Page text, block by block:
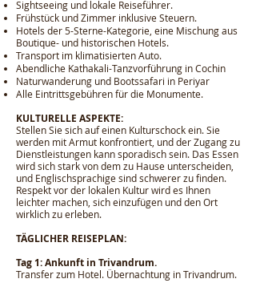
Sightseeing und lokale Reiseführer.
Frühstück und Zimmer inklusive Steuern.
Hotels der 5-Sterne-Kategorie, eine Mischung aus
Boutique- und historischen Hotels.
Transport im klimatisierten Auto.
Abendliche Kathakali-Tanzvorführung in Cochin
Naturwanderung und Bootssafari in Periyar
Alle Eintrittsgebühren für die Monumente.
KULTURELLE ASPEKTE:
Stellen Sie sich auf einen Kulturschock ein. Sie
werden mit Armut konfrontiert, und der Zugang zu
Dienstleistungen kann sporadisch sein. Das Essen
wird sich stark von dem zu Hause unterscheiden,
und Englischsprachige sind schwerer zu finden.
Respekt vor der lokalen Kultur wird es Ihnen
leichter machen, sich einzufügen und den Ort
wirklich zu erleben.
TÄGLICHER REISEPLAN:
Tag 1: Ankunft in Trivandrum.
Transfer zum Hotel. Übernachtung in Trivandrum.